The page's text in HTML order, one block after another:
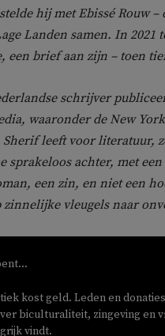
hij met Ebissé Rouw
Landen samen. In 2021
een brief aan zijn – toen
schrijver
waaronder de New
leeft voor literatuur,
sprakeloos achter, met
een zin, en niet een
vleugels naar
kost geld. Leden en
biculturaliteit, zingeving en
vindt.